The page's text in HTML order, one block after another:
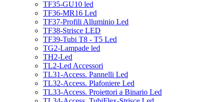
TF35-GU10 led
TF36-MR16 Led
TF37-Profili Alluminio Led
TF38-Strisce LED
TF39-Tubi T8 - T5 Led
TG2-Lampade led
TH2-Led
TL2-Led Accessori
TL31-Access. Pannelli Led
TL32-Access. Plafoniere Led
TL33-Access. Proiettori a Binario Led